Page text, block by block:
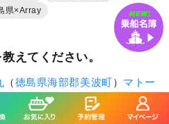
県×Array
えてください。
（徳島県海部郡美波町） マトー
勝丸（徳島県 海部郡美波町）
1匹、【2026年2月20日】勝丸